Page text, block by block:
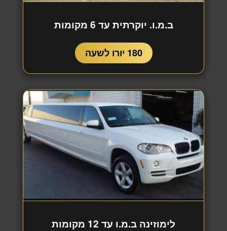
ב.מ.ו. יוקרתית עד 6 מקומות
180 יורו לשעה
לימוזינה ב.מ.ו עד 12 מקומות